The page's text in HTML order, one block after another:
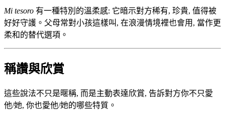
Mi tesoro 有一種特別的溫柔感: 它暗示對方稀有, 珍貴, 值得被
好好守護。父母常對小孩這樣叫, 在浪漫情境裡也會用, 當作更
柔和的替代選項。
稱讚與欣賞
這些說法不只是暱稱, 而是主動表達欣賞, 告訴對方你不只愛
他/她, 你也愛他/她的哪些特質。